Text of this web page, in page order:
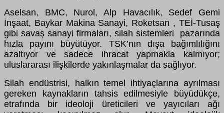
Aselsan, BMC, Nurol, Alp Havacılık, Sedef Gemi
İnşaat, Baykar Makina Sanayi, Roketsan , TEİ-Tusaş
gibi savaş sanayi firmaları, silah sistemleri pazarında
hızla payını büyütüyor. TSK’nın dışa bağımlılığını
azaltıyor ve sadece ihracat yapmakla kalmıyor;
uluslararası ilişkilerde yakınlaşmalar da sağlıyor.
Silah endüstrisi, halkın temel ihtiyaçlarına ayrılması
gereken kaynakların tahsis edilmesiyle büyüdükçe,
etrafında bir ideoloji üreticileri ve yayıcıları ağı